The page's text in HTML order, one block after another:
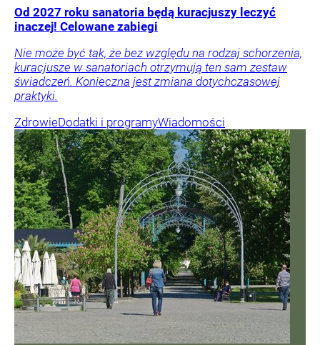
Od 2027 roku sanatoria będą kuracjuszy leczyć
inaczej! Celowane zabiegi
Nie może być tak, że bez względu na rodzaj schorzenia,
kuracjusze w sanatoriach otrzymują ten sam zestaw
świadczeń. Konieczna jest zmiana dotychczasowej
praktyki.
ZdrowieDodatki i programyWiadomości